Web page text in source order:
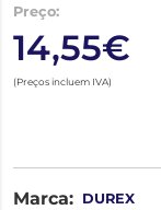
Preço:
14,55€
(Preços incluem IVA)
Marca: DUREX